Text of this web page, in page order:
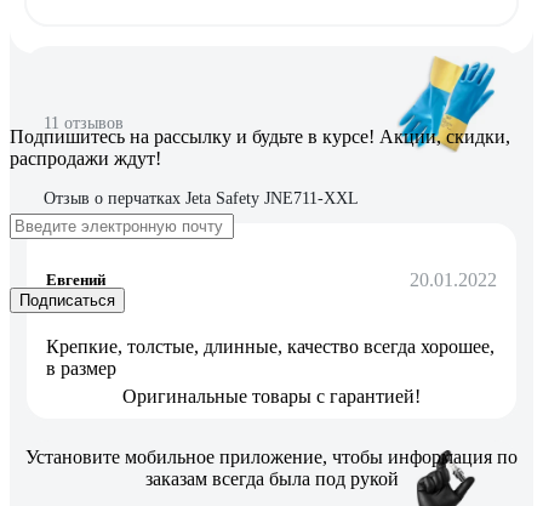
11 отзывов
Отзыв о перчатках Jeta Safety JNE711-XXL
Евгений 20.01.2022
Крепкие, толстые, длинные, качество всегда хорошее,
в размер
Подпишитесь на рассылку и будьте в курсе! Акции, скидки,
распродажи ждут!
Подписаться
Оригинальные товары с гарантией!
Установите мобильное приложение, чтобы информация по
заказам всегда была под рукой